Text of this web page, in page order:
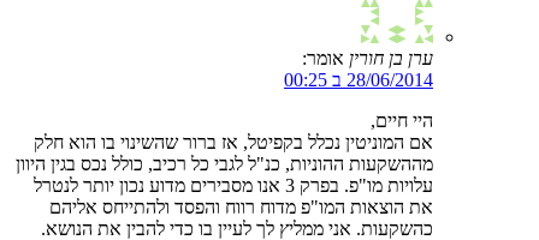
ערן בן חורין אומר:
28/06/2014 ב 00:25
היי חיים,
אם המוניטין נכלל בקפיטל, אז ברור שהשינוי בו הוא חלק
מההשקעות ההוניות, כנ"ל לגבי כל רכיב, כולל נכס בגין היוון
עלויות מו"פ. בפרק 3 אנו מסבירים מדוע נכון יותר לנטרל
את הוצאות המו"פ מדוח רווח והפסד ולהתייחס אליהם
כהשקעות. אני ממליץ לך לעיין בו כדי להבין את הנושא.